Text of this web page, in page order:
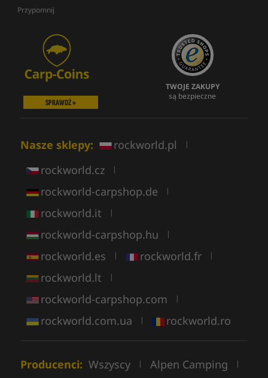
Przypomnij
SPRAWDŹ »
TWOJE ZAKUPY
są bezpieczne
Nasze sklepy: rockworld.pl |
rockworld.cz |
rockworld-carpshop.de |
rockworld.it |
rockworld-carpshop.hu |
rockworld.es | rockworld.fr |
rockworld.lt |
rockworld-carpshop.com |
rockworld.com.ua | rockworld.ro
Producenci: Wszyscy | Alpen Camping |